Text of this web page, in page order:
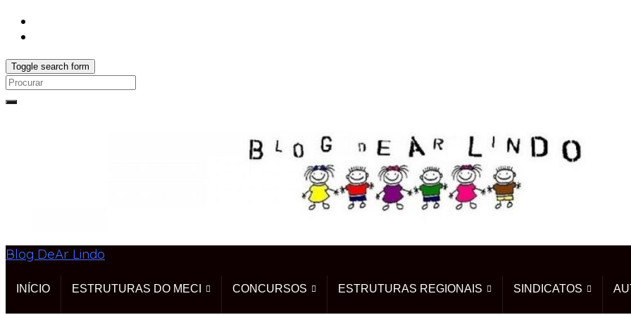
Toggle search form
Search
Blog DeAr Lindo
INÍCIO ESTRUTURAS DO MECI CONCURSOS ESTRUTURAS REGIONAIS SINDICATOS